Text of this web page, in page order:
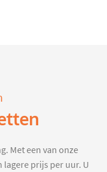
Met een van onze
lagere prijs per uur. U